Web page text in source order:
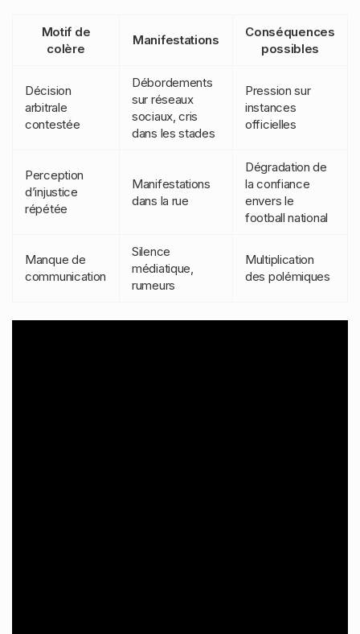
Motif de
colère
Manifestations
Conséquences
possibles
Décision
arbitrale
contestée
Débordements
sur réseaux
sociaux, cris
dans les stades
Pression sur
instances
officielles
Perception
d’injustice
répétée
Manifestations
dans la rue
Dégradation de
la confiance
envers le
football national
Manque de
communication
Silence
médiatique,
rumeurs
Multiplication
des polémiques